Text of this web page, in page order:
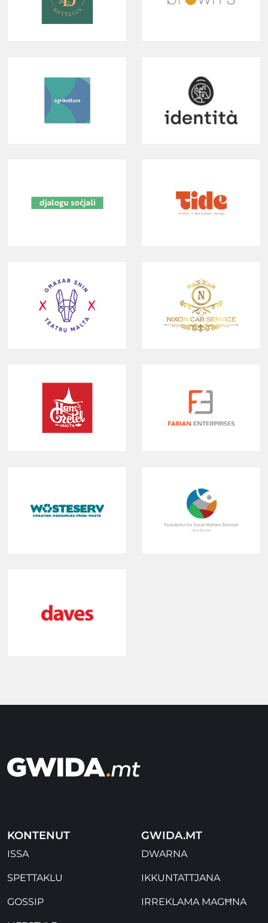
KONTENUT
ISSA
SPETTAKLU
GOSSIP
GWIDA.MT
DWARNA
IKKUNTATTJANA
IRREKLAMA MAGĦNA